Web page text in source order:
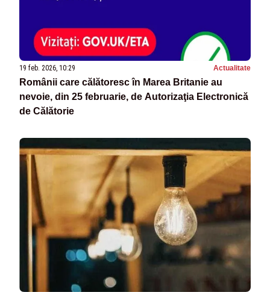
19 feb. 2026, 10:29 Actualitate
Românii care călătoresc în Marea Britanie au
nevoie, din 25 februarie, de Autorizaţia Electronică
de Călătorie